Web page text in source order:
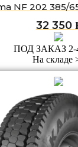
NF 202 385/
32 350
ПОД ЗАКАЗ
На складе